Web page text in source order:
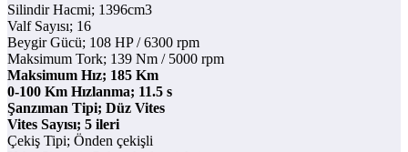
Silindir Hacmi; 1396cm3
Valf Sayısı; 16
Beygir Gücü; 108 HP / 6300 rpm
Maksimum Tork; 139 Nm / 5000 rpm
Maksimum Hız; 185 Km
0-100 Km Hızlanma; 11.5 s
Şanzıman Tipi; Düz Vites
Vites Sayısı; 5 ileri
Çekiş Tipi; Önden çekişli